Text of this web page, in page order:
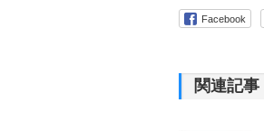
Facebook
関連記事